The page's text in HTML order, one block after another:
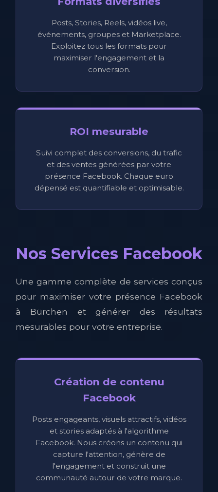
Posts, Stories, Reels, vidéos live,
événements, groupes et Marketplace.
Exploitez tous les formats pour
maximiser l'engagement et la
conversion.
ROI mesurable
Suivi complet des conversions, du trafic
et des ventes générées par votre
présence Facebook. Chaque euro
dépensé est quantifiable et optimisable.
Nos Services Facebook
Une gamme complète de services conçus
pour maximiser votre présence Facebook
à Bürchen et générer des résultats
mesurables pour votre entreprise.
Création de contenu
Facebook
Posts engageants, visuels attractifs, vidéos
et stories adaptés à l'algorithme
Facebook. Nous créons un contenu qui
capture l'attention, génère de
l'engagement et construit une
communauté autour de votre marque.